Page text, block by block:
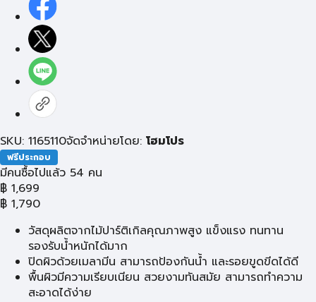
SKU: 1165110จัดจำหน่ายโดย: โฮมโปร
ฟรีประกอบ
มีคนซื้อไปแล้ว 54 คน
฿ 1,699
฿ 1,790
วัสดุผลิตจากไม้ปาร์ติเกิลคุณภาพสูง แข็งแรง ทนทาน
รองรับน้ำหนักได้มาก
ปิดผิวด้วยเมลามีน สามารถป้องกันน้ำ และรอยขูดขีดได้ดี
พื้นผิวมีความเรียบเนียน สวยงามทันสมัย สามารถทำความ
สะอาดได้ง่าย